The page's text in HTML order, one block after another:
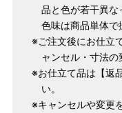
サイズ 身長目安
S
SW
品と色が若干異
色味は商品単体で
※ご注文後にお仕立
ャンセル・寸法の
※お仕立て品は【返
い。
※キャンセルや変更